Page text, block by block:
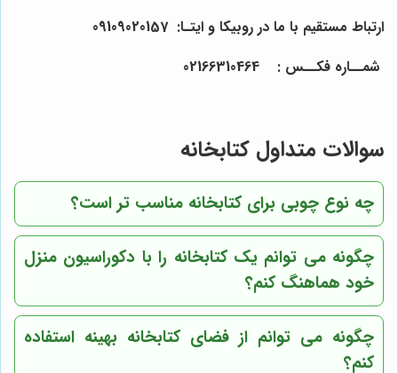
ارتباط مستقیم با ما در روبیکا و ایتـا: 0910
9020157
شمــاره فکــس : 021
66310464
سوالات متداول کتابخانه
چه نوع چوبی برای کتابخانه مناسب تر است؟
چگونه می توانم یک کتابخانه را با دکوراسیون منزل
خود هماهنگ کنم؟
چگونه می توانم از فضای کتابخانه بهینه استفاده
کنم؟